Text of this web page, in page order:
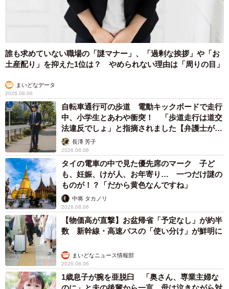
誰も求めていない職場の「謎マナー」、「過剰な挨拶」や「お
土産配り」を抑えた1位は？ やめられない理由は「周りの目」
まいどなデータ
2026.08.06
自転車通行可の歩道 電動キックボードで走行
中、小学生とあわや衝突！ 「歩道走行は道交
法違反でしょ」と指摘されました【弁護士が解
説】長澤 芳子
2026.08.06
タイの電車の中で見た優先席のマーク 子ど
も、妊娠、けが人、お年寄り… 一つだけ謎の
ものが！？「だから黄色なんですね」
中将 タカノリ
2026.08.06
【物価高が直撃】お盆帰省「予定なし」が約半
数 新幹線・高速バスの「使い分け」が鮮明に
まいどなニュース情報部
2026.08.06
1歳息子が腕を亜脱臼 「奥さん、専業主婦な